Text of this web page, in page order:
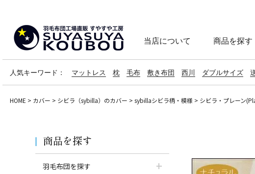
当店について 商品を探す
人気キーワード： マットレス 枕 毛布 敷き布団 西川 ダブルサイズ
HOME カバー シビラ（sybilla）のカバー sybillaシビラ柄・模様 シビラ・プレーン
商品を探す
羽毛布団を探す